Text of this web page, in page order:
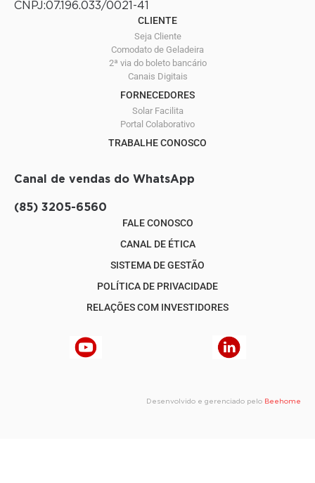
CNPJ:07.196.033/0021-41
CLIENTE
Seja Cliente
Comodato de Geladeira
2ª via do boleto bancário
Canais Digitais
FORNECEDORES
Solar Facilita
Portal Colaborativo
TRABALHE CONOSCO
Canal de vendas do WhatsApp
(85) 3205-6560
FALE CONOSCO
CANAL DE ÉTICA
SISTEMA DE GESTÃO
POLÍTICA DE PRIVACIDADE
RELAÇÕES COM INVESTIDORES
Desenvolvido e gerenciado pelo Beehome